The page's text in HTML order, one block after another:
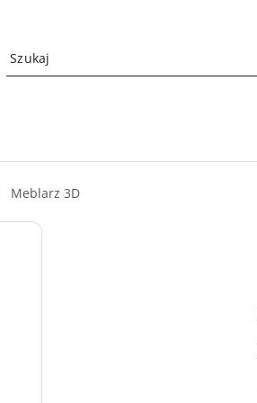
Meblarz 3D